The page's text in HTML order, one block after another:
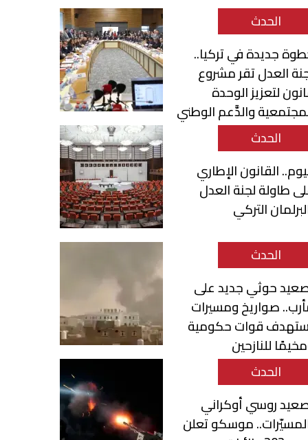
الحدث
جديدة في تركيا..
العدل تقر مشروع
لتعزيز الوحدة
والدَّعم الوطني
الحدث
القانون الإطاري
طاولة لجنة العدل
التركي
الحدث
حوثي جديد على
صواريخ ومسيرات
قوات حكومية
للنازحين
الحدث
روسي أوكراني
موسكو تعلن